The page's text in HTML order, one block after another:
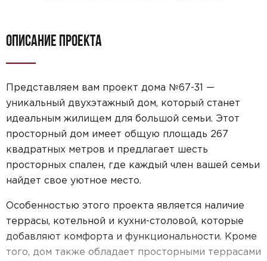
ОПИСАНИЕ ПРОЕКТА
Представляем вам проект дома №67-31 —
уникальный двухэтажный дом, который станет
идеальным жилищем для большой семьи. Этот
просторный дом имеет общую площадь 267
квадратных метров и предлагает шесть
просторных спален, где каждый член вашей семьи
найдет свое уютное место.
Особенностью этого проекта является наличие
террасы, котельной и кухни-столовой, которые
добавляют комфорта и функциональности. Кроме
того, дом также обладает просторными террасами